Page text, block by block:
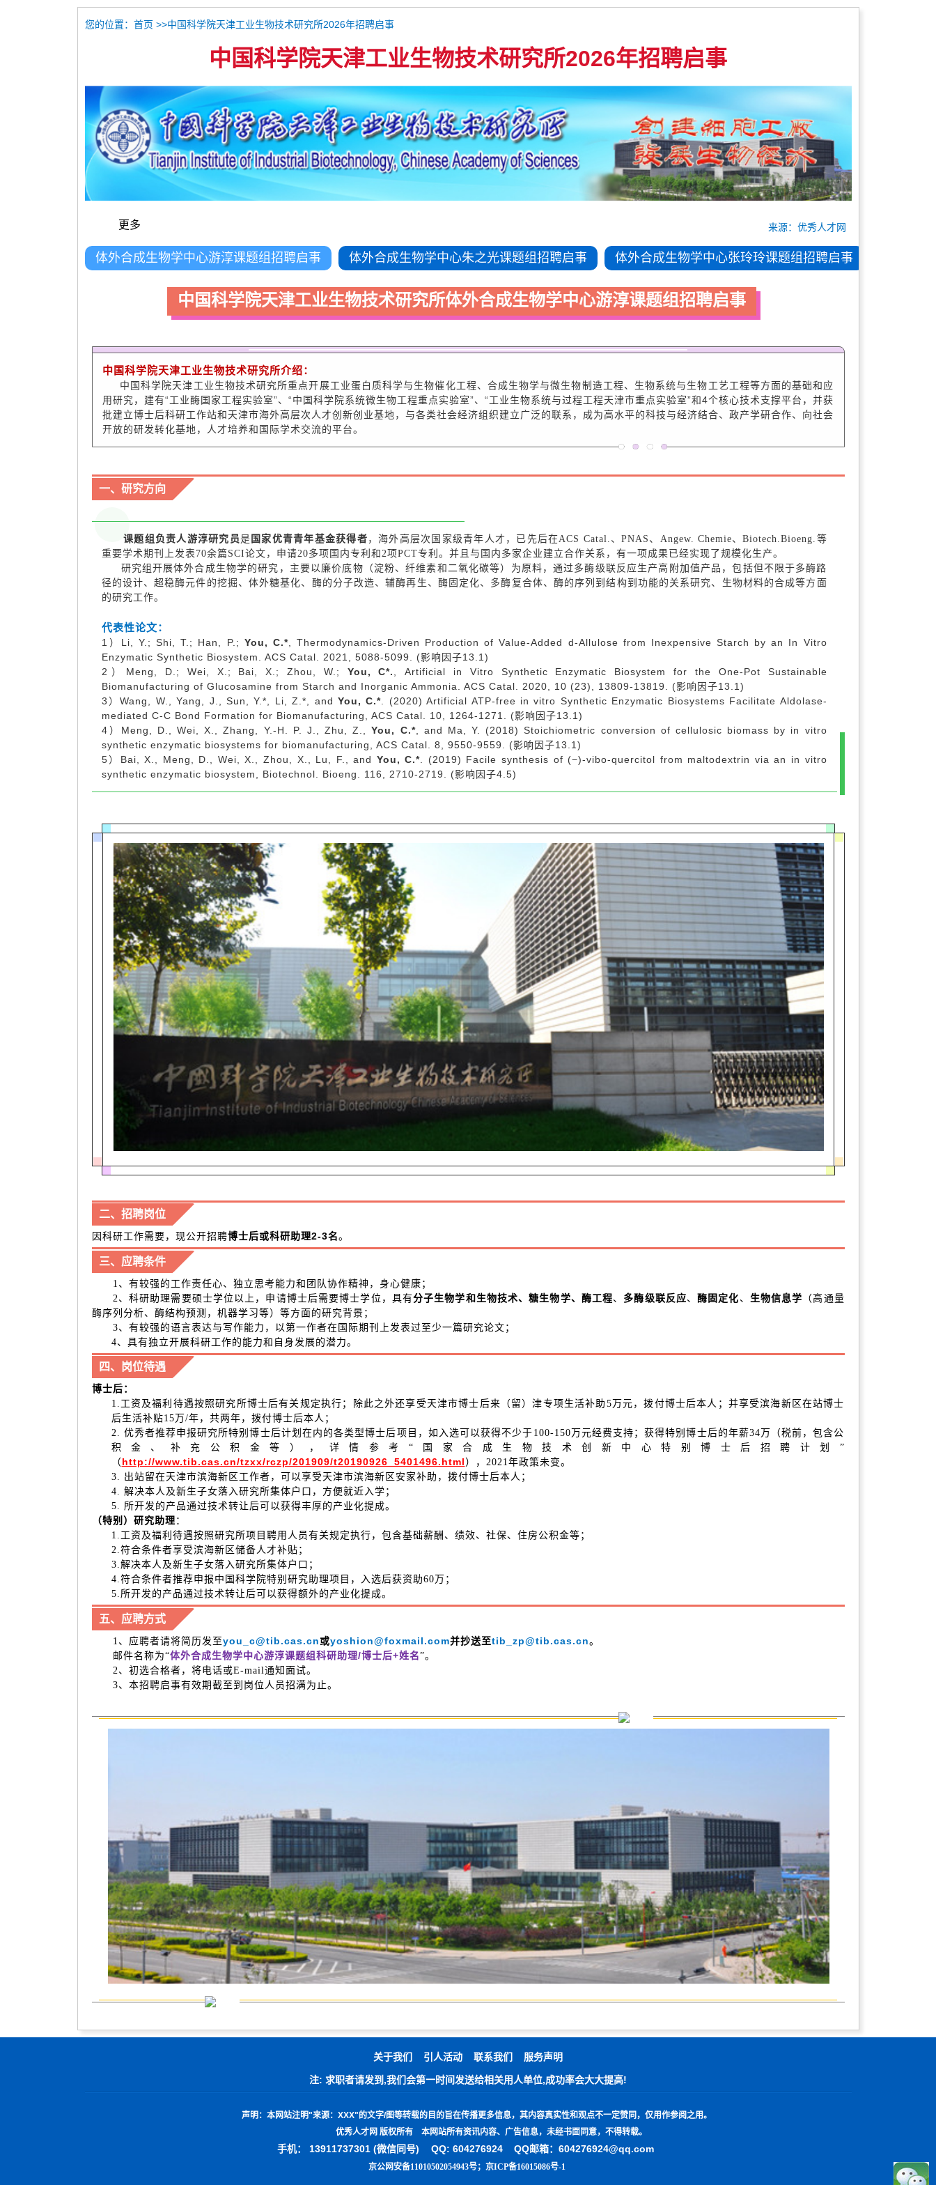
您的位置： 首页 >>中国科学院天津工业生物技术研究所2026年招聘启事
中国科学院天津工业生物技术研究所2026年招聘启事
更多 来源：优秀人才网
体外合成生物学中心游淳课题组招聘启事 体外合成生物学中心朱之光课题组招聘启事 体外合成生物学中心张玲玲课题组招聘启事
中国科学院天津工业生物技术研究所体外合成生物学中心游淳课题组招聘启事
中国科学院天津工业生物技术研究所介绍：
中国科学院天津工业生物技术研究所重点开展工业蛋白质科学与生物催化工程、合成生物学与微生物制造工程、生物系统与生物工艺工程等方面的基础和应
用研究，建有“工业酶国家工程实验室”、“中国科学院系统微生物工程重点实验室”、“工业生物系统与过程工程天津市重点实验室”和4个核心技术支撑平台，并获
批建立博士后科研工作站和天津市海外高层次人才创新创业基地，与各类社会经济组织建立广泛的联系，成为高水平的科技与经济结合、政产学研合作、向社会
开放的研发转化基地，人才培养和国际学术交流的平台。
一、研究方向
课题组负责人游淳研究员是 国家优青青年基金获得者 ，海外高层次国家级青年人才，已先后在ACS Catal.、PNAS、Angew. Chemie、Biotech.Bioeng.等
重要学术期刊上发表70余篇SCI论文，申请20多项国内专利和2项PCT专利。并且与国内多家企业建立合作关系，有一项成果已经实现了规模化生产。
研究组开展体外合成生物学的研究，主要以廉价底物（淀粉、纤维素和二氧化碳等）为原料，通过多酶级联反应生产高附加值产品，包括但不限于多酶路
径的设计、超稳酶元件的挖掘、体外糖基化、酶的分子改造、辅酶再生、酶固定化、多酶复合体、酶的序列到结构到功能的关系研究、生物材料的合成等方面
的研究工作。
代表性论文：
1）Li, Y.; Shi, T.; Han, P.; You, C.*, Thermodynamics-Driven Production of Value-Added d-Allulose from Inexpensive Starch by an In Vitro
Enzymatic Synthetic Biosystem. ACS Catal. 2021, 5088-5099. (影响因子13.1)
2）Meng, D.; Wei, X.; Bai, X.; Zhou, W.; You, C*.
, Artificial in Vitro Synthetic Enzymatic Biosystem for the One-Pot Sustainable
Biomanufacturing of Glucosamine from Starch and Inorganic Ammonia. ACS Catal. 2020, 10 (23), 13809-13819. (影响因子13.1)
3）Wang, W., Yang, J., Sun, Y.*, Li, Z.*, and You, C.* . (2020) Artificial ATP-free in vitro Synthetic Enzymatic Biosystems Facilitate Aldolase-
mediated C-C Bond Formation for Biomanufacturing, ACS Catal. 10, 1264-1271. (影响因子13.1)
4）Meng, D., Wei, X., Zhang, Y.-H. P. J., Zhu, Z.,You, C.*, and Ma, Y. (2018) Stoichiometric conversion of cellulosic biomass by in vitro
synthetic enzymatic biosystems for biomanufacturing, ACS Catal. 8, 9550-9559. (影响因子13.1)
5）Bai, X., Meng, D., Wei, X., Zhou, X., Lu, F., and You, C.* . (2019) Facile synthesis of (−)-vibo-quercitol from maltodextrin via an in vitro
synthetic enzymatic biosystem, Biotechnol. Bioeng. 116, 2710-2719. (影响因子4.5)
二、招聘岗位
因科研工作需要，现公开招聘博士后或科研助理2-3名。
三、应聘条件
1、有较强的工作责任心、独立思考能力和团队协作精神，身心健康；
2、科研助理需要硕士学位以上，申请博士后需要博士学位，具有分子生物学和生物技术、糖生物学、 酶工程、 多酶级联反应、酶固定化 、 生物信息学 （高通量
酶序列分析、酶结构预测，机器学习等）等方面的研究背景；
3、有较强的语言表达与写作能力，以第一作者在国际期刊上发表过至少一篇研究论文；
4、具有独立开展科研工作的能力和自身发展的潜力。
四、岗位待遇
博士后：
1.工资及福利待遇按照研究所博士后有关规定执行；除此之外还享受天津市博士后来（留）津专项生活补助5万元，拨付博士后本人；并享受滨海新区在站博士
后生活补贴15万/年，共两年，拨付博士后本人；
2. 优秀者推荐申报研究所特别博士后计划在内的各类型博士后项目，如入选可以获得不少于100-150万元经费支持；获得特别博士后的年薪34万（税前，包含公
积金、补充公积金等），详情参考“国家合成生物技术创新中心特别博士后招聘计划”
（ http://www.tib.cas.cn/tzxx/rczp/201909/t20190926_5401496.html ），2021年政策未变。
3. 出站留在天津市滨海新区工作者，可以享受天津市滨海新区安家补助，拨付博士后本人；
4. 解决本人及新生子女落入研究所集体户口，方便就近入学；
5. 所开发的产品通过技术转让后可以获得丰厚的产业化提成。
（特别）研究助理 ：
1.工资及福利待遇按照研究所项目聘用人员有关规定执行，包含基础薪酬、绩效、社保、住房公积金等；
2.符合条件者享受滨海新区储备人才补贴；
3.解决本人及新生子女落入研究所集体户口；
4.符合条件者推荐申报中国科学院特别研究助理项目，入选后获资助60万；
5.所开发的产品通过技术转让后可以获得额外的产业化提成。
五、应聘方式
1、应聘者请将简历发至you_c@tib.cas.cn 或yoshion@foxmail.com并抄送至tib_zp@tib.cas.cn。
邮件名称为“体外合成生物学中心游淳课题组 科研助理/博士后+姓名”。
2、初选合格者，将电话或E-mail通知面试。
3、本招聘启事有效期截至到岗位人员招满为止。
关于我们 引人活动 联系我们 服务声明
注: 求职者请发到,我们会第一时间发送给相关用人单位,成功率会大大提高!
声明： 本网站注明"来源： XXX" 的文字/图等转载的目的旨在传播更多信息，其内容真实性和观点不一定赞同，仅用作参阅之用。
优秀人才网 版权所有 本网站所有资讯内容、广告信息，未经书面同意，不得转载。
手机： 13911737301 (微信同号) QQ: 604276924 QQ邮箱：604276924@qq.com
京公网安备11010502054943号； 京ICP备16015086号-1